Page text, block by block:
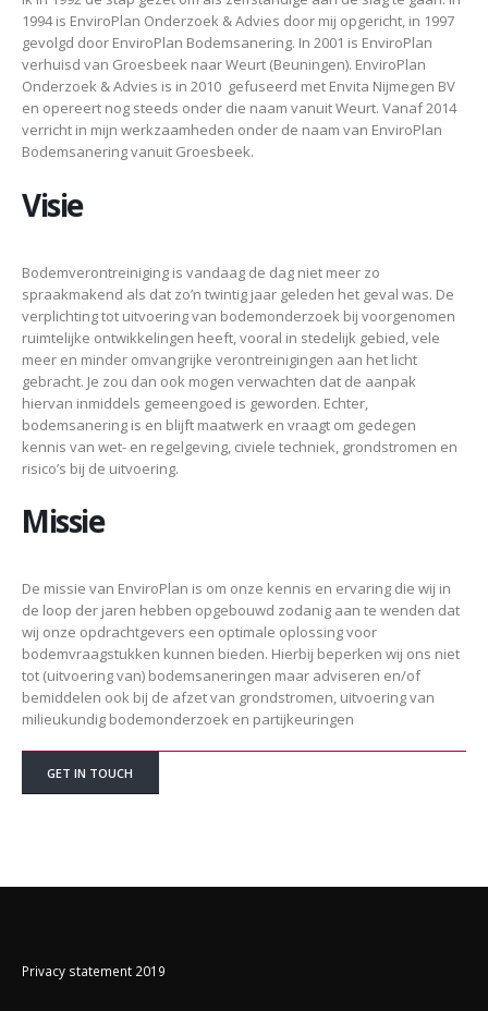
1994 is EnviroPlan Onderzoek & Advies door mij opgericht, in 1997
gevolgd door EnviroPlan Bodemsanering. In 2001 is EnviroPlan
verhuisd van Groesbeek naar Weurt (Beuningen). EnviroPlan
Onderzoek & Advies is in 2010 gefuseerd met Envita Nijmegen BV
en opereert nog steeds onder die naam vanuit Weurt. Vanaf 2014
verricht in mijn werkzaamheden onder de naam van EnviroPlan
Bodemsanering vanuit Groesbeek.
Visie
Bodemverontreiniging is vandaag de dag niet meer zo
spraakmakend als dat zo’n twintig jaar geleden het geval was. De
verplichting tot uitvoering van bodemonderzoek bij voorgenomen
ruimtelijke ontwikkelingen heeft, vooral in stedelijk gebied, vele
meer en minder omvangrijke verontreinigingen aan het licht
gebracht. Je zou dan ook mogen verwachten dat de aanpak
hiervan inmiddels gemeengoed is geworden. Echter,
bodemsanering is en blijft maatwerk en vraagt om gedegen
kennis van wet- en regelgeving, civiele techniek, grondstromen en
risico’s bij de uitvoering.
Missie
De missie van EnviroPlan is om onze kennis en ervaring die wij in
de loop der jaren hebben opgebouwd zodanig aan te wenden dat
wij onze opdrachtgevers een optimale oplossing voor
bodemvraagstukken kunnen bieden. Hierbij beperken wij ons niet
tot (uitvoering van) bodemsaneringen maar adviseren en/of
bemiddelen ook bij de afzet van grondstromen, uitvoering van
milieukundig bodemonderzoek en partijkeuringen
GET IN TOUCH
Privacy statement 2019